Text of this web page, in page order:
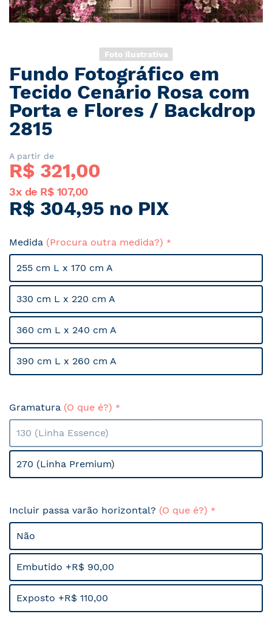
Foto Ilustrativa
Saltar
para
o
início
da
Galeria
de
imagens
Fundo Fotográfico em
Tecido Cenário Rosa com
Porta e Flores / Backdrop
2815
A partir de
R$ 321,00
3x de R$ 107,00
R$ 304,95 no PIX
Medida (Procura outra medida?)
255 cm L x 170 cm A
330 cm L x 220 cm A
360 cm L x 240 cm A
390 cm L x 260 cm A
Gramatura (O que é?)
130 (Linha Essence)
270 (Linha Premium)
Incluir passa varão horizontal? (O que é?)
Não
Embutido +R$ 90,00
Exposto +R$ 110,00